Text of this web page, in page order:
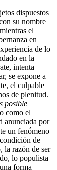
dispuestos
su nombre
el
en
de lo
en la
intenta
se expone a
el culpable
de plenitud.
posible
como el
anunciada por
un fenómeno
de
la razón de ser
lo populista
forma